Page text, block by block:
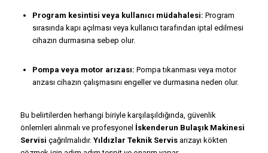
Program kesintisi veya kullanıcı müdahalesi: Program
sırasında kapı açılması veya kullanıcı tarafından iptal edilmesi
cihazın durmasına sebep olur.
Pompa veya motor arızası: Pompa tıkanması veya motor
arızası cihazın çalışmasını engeller ve durmasına neden olur.
Bu belirtilerden herhangi biriyle karşılaşıldığında, güvenlik
önlemleri alınmalı ve profesyonel İskenderun Bulaşık Makinesi
Servisi çağrılmalıdır. Yıldızlar Teknik Servisarızayı kökten